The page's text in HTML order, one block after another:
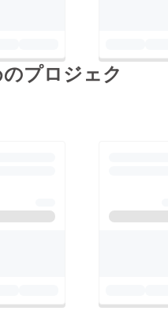
プロジェク